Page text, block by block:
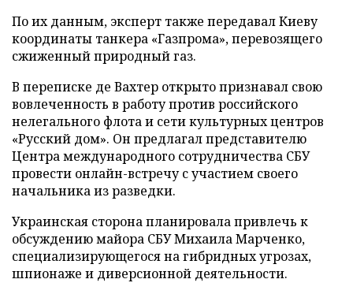
По их данным, эксперт также передавал Киеву
координаты танкера «Газпрома», перевозящего
сжиженный природный газ.
В переписке де Вахтер открыто признавал свою
вовлеченность в работу против российского
нелегального флота и сети культурных центров
«Русский дом». Он предлагал представителю
Центра международного сотрудничества СБУ
провести онлайн-встречу с участием своего
начальника из разведки.
Украинская сторона планировала привлечь к
обсуждению майора СБУ Михаила Марченко,
специализирующегося на гибридных угрозах,
шпионаже и диверсионной деятельности.